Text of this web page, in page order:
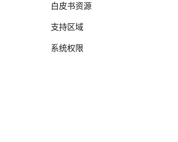
白皮书资源
支持区域
系统权限